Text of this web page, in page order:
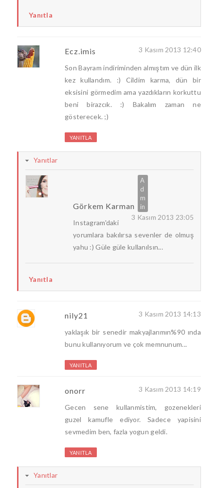
Yanıtla
Ecz.imis 3 Kasım 2013 12:40
Son Bayram indiriminden almıştım ve dün ilk
kez kullandım. :) Cildim karma, dün bir
eksisini görmedim ama yazdıkların korkuttu
beni birazcık. :) Bakalım zaman ne
gösterecek. ;)
YANITLA
Yanıtlar
Görkem Karman
3 Kasım 2013 23:05
Instagram'daki
yorumlara bakılırsa sevenler de olmuş
yahu :) Güle güle kullanılsın...
Yanıtla
nily21 3 Kasım 2013 14:13
yaklaşık bir senedir makyajlarımın%90 ında
bunu kullanıyorum ve çok memnunum...
YANITLA
onorr 3 Kasım 2013 14:19
Gecen sene kullanmistim, gozenekleri
guzel kamufle ediyor. Sadece yapisini
sevmedim ben, fazla yogun geldi.
YANITLA
Yanıtlar